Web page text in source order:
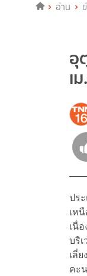
อ่าน
อุ
เ
ปร
เห
เนื่
บริ
เลี่
คะ